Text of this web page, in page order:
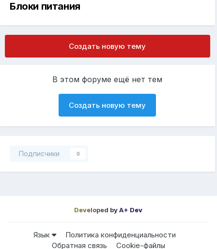
Блоки питания
Создать новую тему
В этом форуме ещё нет тем
Создать новую тему
Подписчики 0
Developed by A+ Dev
Язык
Политика конфиденциальности
Обратная связь
Cookie-файлы